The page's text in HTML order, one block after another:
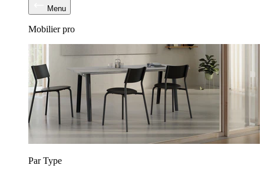
Menu
Mobilier pro
Par Type